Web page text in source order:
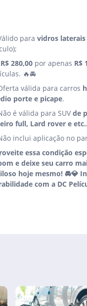
para vidros
R$ 280,00por apenas R$
. 🔥🚘
válida para carros
porte e picape.
é válida para SUV de
full, Lard rover e
inclui aplicação no
essa condição
e deixe seu carro
hoje mesmo! 🚘💎
com a DC